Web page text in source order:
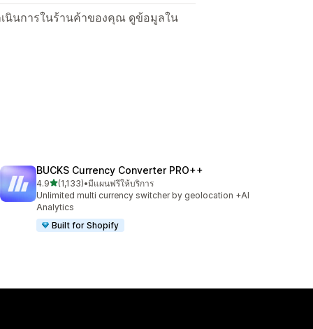
นินการในร้านค้าของคุณ ดูข้อมูลใน
BUCKS Currency Converter PRO++
4.9เต็ม 5 ดาว
(1,133)
ทั้งหมด 1133 รีวิว
•มีแผนฟรีให้บริการ
Unlimited multi currency switcher by geolocation +AI
Analytics
Built for Shopify